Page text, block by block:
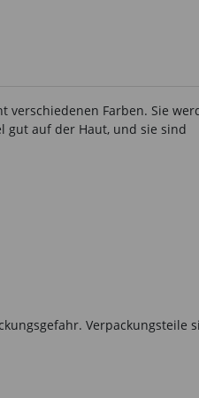
Farben. Sie
gut auf der Haut, und sie sind
Verpackungsteile